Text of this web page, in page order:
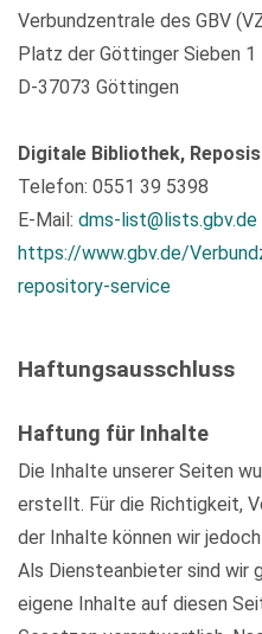
Verbundzentrale des GBV
Platz der Göttinger Sieben 1
D-37073 Göttingen
Digitale Bibliothek, Reposis
Telefon: 0551 39 5398
E-Mail: dms-list@lists.gbv.de
https://www.gbv.de/
repository-service
Haftungsausschluss
Haftung für Inhalte
Die Inhalte unserer Seiten
erstellt. Für die Richtigkeit,
der Inhalte können wir
Als Diensteanbieter sind wir
eigene Inhalte auf diesen